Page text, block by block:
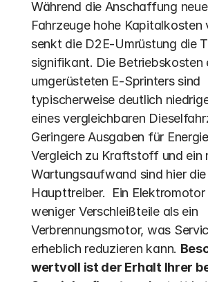
Während die Anschaffung
Fahrzeuge hohe Kapitalkosten
senkt die D2E-Umrüstung die
signifikant. Die Betriebskosten
umgerüsteten E-Sprinters sind
typischerweise deutlich
eines vergleichbaren
Geringere Ausgaben für
Vergleich zu Kraftstoff und ein
Wartungsaufwand sind hier die
Haupttreiber.  Ein
weniger Verschleißteile als ein
Verbrennungsmotor, was
erheblich reduzieren kann.
wertvoll ist der Erhalt Ihrer